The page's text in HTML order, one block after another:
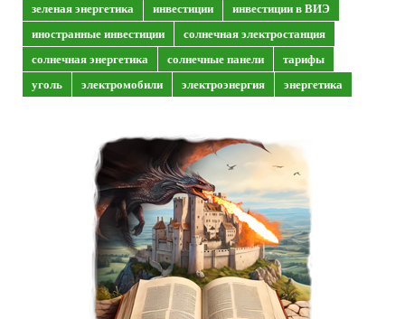
зеленая энергетика
инвестиции
инвестиции в ВИЭ
иностранные инвестиции
солнечная электростанция
солнечная энергетика
солнечные панели
тарифы
уголь
электромобили электроэнергия энергетика